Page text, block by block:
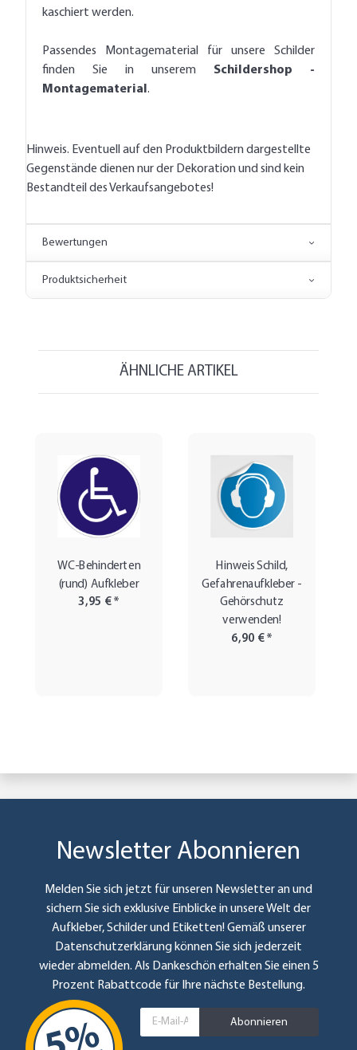
kaschiert werden.
Passendes Montagematerial für unsere Schilder
finden Sie in unserem Schildershop -
Montagematerial .
Hinweis. Eventuell auf den Produktbildern dargestellte
Gegenstände dienen nur der Dekoration und sind kein
Bestandteil des Verkaufsangebotes!
Bewertungen
Produktsicherheit
ÄHNLICHE ARTIKEL
WC-Behinderten
(rund) Aufkleber
3,95 €*
Hinweis Schild,
Gefahrenaufkleber -
Gehörschutz
verwenden!
6,90 €*
Newsletter Abonnieren
Melden Sie sich jetzt für unseren Newsletter an und
sichern Sie sich exklusive Einblicke in unsere Welt der
Aufkleber, Schilder und Etiketten! Gemäß unserer
Datenschutzerklärung können Sie sich jederzeit
wieder abmelden. Als Dankeschön erhalten Sie einen 5
Prozent Rabattcode für Ihre nächste Bestellung.
Abonnieren